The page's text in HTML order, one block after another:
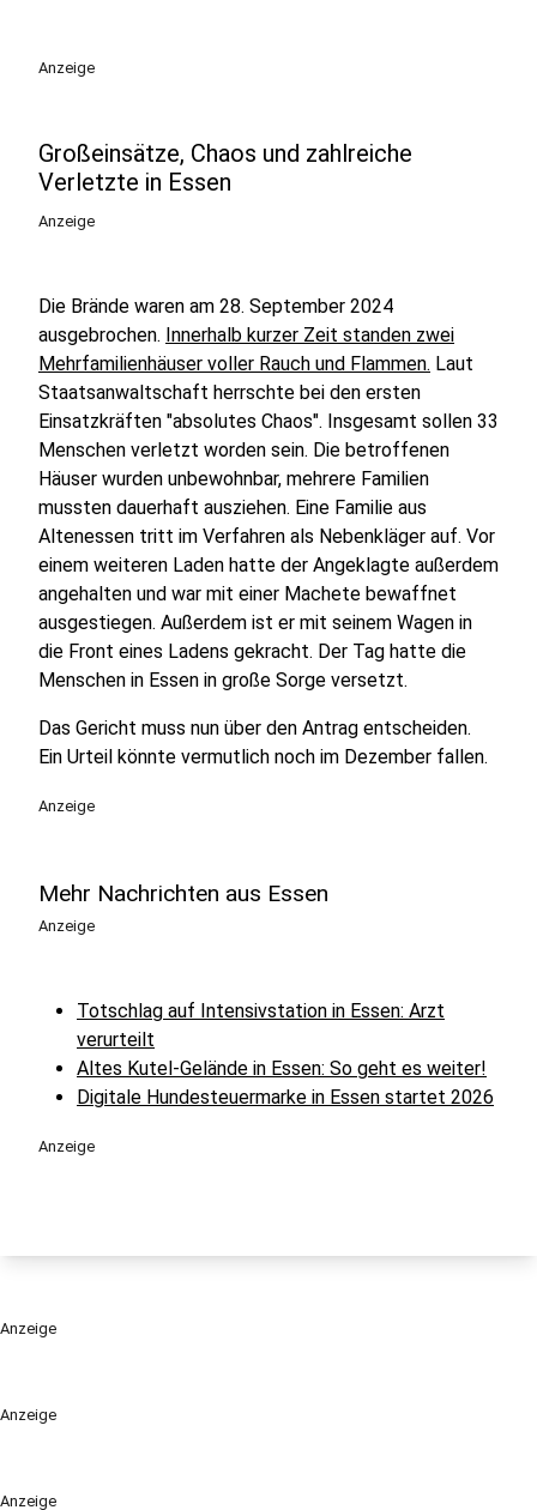
Anzeige
Anzeige
Anzeige
Großeinsätze, Chaos und zahlreiche
Verletzte in Essen
Anzeige
Die Brände waren am 28. September 2024
ausgebrochen. Innerhalb kurzer Zeit standen zwei
Mehrfamilienhäuser voller Rauch und Flammen. Laut
Staatsanwaltschaft herrschte bei den ersten
Einsatzkräften "absolutes Chaos". Insgesamt sollen 33
Menschen verletzt worden sein. Die betroffenen
Häuser wurden unbewohnbar, mehrere Familien
mussten dauerhaft ausziehen. Eine Familie aus
Altenessen tritt im Verfahren als Nebenkläger auf. Vor
einem weiteren Laden hatte der Angeklagte außerdem
angehalten und war mit einer Machete bewaffnet
ausgestiegen. Außerdem ist er mit seinem Wagen in
die Front eines Ladens gekracht. Der Tag hatte die
Menschen in Essen in große Sorge versetzt.
Das Gericht muss nun über den Antrag entscheiden.
Ein Urteil könnte vermutlich noch im Dezember fallen.
Anzeige
Mehr Nachrichten aus Essen
Anzeige
Totschlag auf Intensivstation in Essen: Arzt
verurteilt
Altes Kutel-Gelände in Essen: So geht es weiter!
Digitale Hundesteuermarke in Essen startet 2026
Anzeige
Anzeige